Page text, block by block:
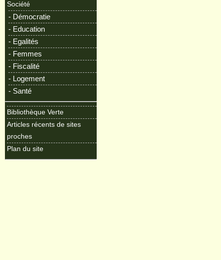
Société
- Démocratie
- Education
- Egalités
- Femmes
- Fiscalité
- Logement
- Santé
Bibliothèque Verte
Articles récents de sites
proches
Plan du site